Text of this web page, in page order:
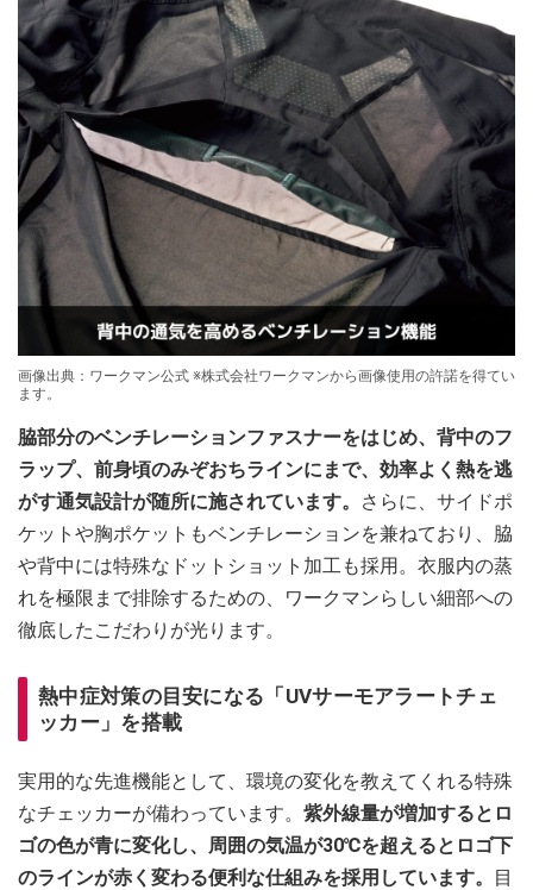
画像出典：ワークマン公式 ※株式会社ワークマンから画像使用の許諾を得てい
ます。
脇部分のベンチレーションファスナーをはじめ、背中のフ
ラップ、前身頃のみぞおちラインにまで、効率よく熱を逃
がす通気設計が随所に施されています。
さらに、サイドポ
ケットや胸ポケットもベンチレーションを兼ねており、脇
や背中には特殊なドットショット加工も採用。衣服内の蒸
れを極限まで排除するための、ワークマンらしい細部への
徹底したこだわりが光ります。
熱中症対策の目安になる「UVサーモアラートチェ
ッカー」を搭載
実用的な先進機能として、環境の変化を教えてくれる特殊
なチェッカーが備わっています。 紫外線量が増加するとロ
ゴの色が青に変化し、周囲の気温が30℃を超えるとロゴ下
のラインが赤く変わる便利な仕組みを採用しています。
目